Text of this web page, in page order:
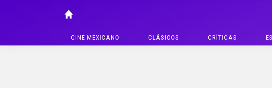
CINE MEXICANO CLÁSICOS CRÍTICAS